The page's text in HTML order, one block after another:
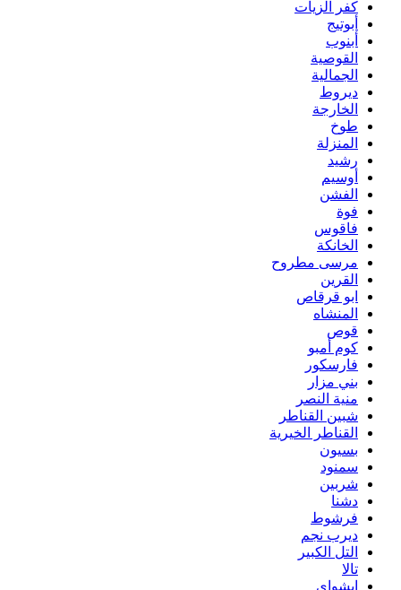
كفر الزيات
أبوتيج
أبنوب
القوصية
الجمالية
ديروط
الخارجة
طوخ
المنزلة
رشيد
أوسيم
الفشن
فوة
فاقوس
الخانكة
مرسى مطروح
القرين
ابو قرقاص
المنشاه
قوص
كوم أمبو
فارسكور
بني مزار
منية النصر
شبين القناطر
القناطر الخيرية
بسيون
سمنود
شربين
دشنا
فرشوط
ديرب نجم
التل الكبير
تالا
ابشواى